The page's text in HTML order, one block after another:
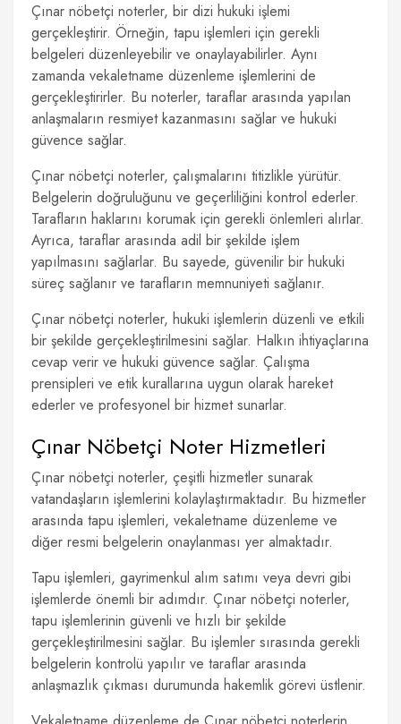
Çınar nöbetçi noterler, bir dizi hukuki işlemi
gerçekleştirir. Örneğin, tapu işlemleri için gerekli
belgeleri düzenleyebilir ve onaylayabilirler. Aynı
zamanda vekaletname düzenleme işlemlerini de
gerçekleştirirler. Bu noterler, taraflar arasında yapılan
anlaşmaların resmiyet kazanmasını sağlar ve hukuki
güvence sağlar.
Çınar nöbetçi noterler, çalışmalarını titizlikle yürütür.
Belgelerin doğruluğunu ve geçerliliğini kontrol ederler.
Tarafların haklarını korumak için gerekli önlemleri alırlar.
Ayrıca, taraflar arasında adil bir şekilde işlem
yapılmasını sağlarlar. Bu sayede, güvenilir bir hukuki
süreç sağlanır ve tarafların memnuniyeti sağlanır.
Çınar nöbetçi noterler, hukuki işlemlerin düzenli ve etkili
bir şekilde gerçekleştirilmesini sağlar. Halkın ihtiyaçlarına
cevap verir ve hukuki güvence sağlar. Çalışma
prensipleri ve etik kurallarına uygun olarak hareket
ederler ve profesyonel bir hizmet sunarlar.
Çınar Nöbetçi Noter Hizmetleri
Çınar nöbetçi noterler, çeşitli hizmetler sunarak
vatandaşların işlemlerini kolaylaştırmaktadır. Bu hizmetler
arasında tapu işlemleri, vekaletname düzenleme ve
diğer resmi belgelerin onaylanması yer almaktadır.
Tapu işlemleri, gayrimenkul alım satımı veya devri gibi
işlemlerde önemli bir adımdır. Çınar nöbetçi noterler,
tapu işlemlerinin güvenli ve hızlı bir şekilde
gerçekleştirilmesini sağlar. Bu işlemler sırasında gerekli
belgelerin kontrolü yapılır ve taraflar arasında
anlaşmazlık çıkması durumunda hakemlik görevi üstlenir.